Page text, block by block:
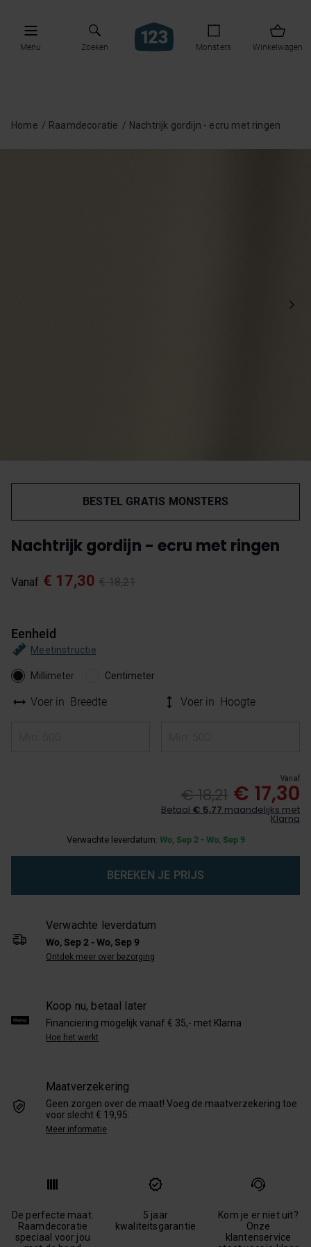
Menu Zoeken Monsters Winkelwagen
Home Raamdecoratie Nachtrijk gordijn - ecru met ringen
BESTEL GRATIS MONSTERS
Nachtrijk gordijn - ecru met ringen
Vanaf € 18,21
€ 17,30
Eenheid
Meetinstructie
Millimeter Centimeter
Voer in Breedte Voer in Hoogte
Vanaf
€ 18,21 € 17,30
Betaal € 5,77 maandelijks met
Klarna
Verwachte leverdatum: Wo, Sep 2 - Wo, Sep 9
BEREKEN JE PRIJS
Verwachte leverdatum
Wo, Sep 2 - Wo, Sep 9
Ontdek meer over bezorging
Koop nu, betaal later
Financiering mogelijk vanaf € 35,- met Klarna
Hoe het werkt
Maatverzekering
Geen zorgen over de maat! Voeg de maatverzekering toe
voor slecht € 19,95.
Meer informatie
De perfecte maat.
Raamdecoratie
speciaal voor jou
5 jaar
kwaliteitsgarantie
Kom je er niet uit?
Onze
klantenservice